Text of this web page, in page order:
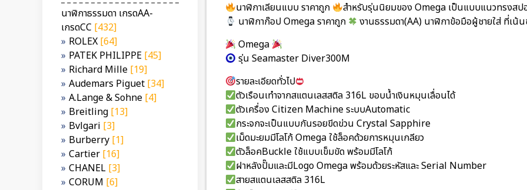
นาฬิกาธรรมดา เกรดAA-
เกรดCC [432]
ROLEX [64]
PATEK PHILIPPE [45]
Richard Mille [19]
Audemars Piguet [34]
A.Lange & Sohne [4]
Breitling [13]
Bvlgari [3]
Burberry [1]
Cartier [16]
CHANEL [3]
CORUM [6]
นาฬิกาเลียนแบบ ราคาถูก
สำหรับรุ่นนิยมของ Omega เป็นแบบแนวทรงสป
นาฬิกาก๊อป Omega ราคาถูก
งานธรรมดา(AA) นาฬิกาข้อมือผู้ชายใส่ ที่เน้
Omega
รุ่น Seamaster Diver300M
รายละเอียดทั่วไป
ตัวเรือนเทำจากสแตนเลสสติล 316L ขอบน้ำเงินหมุนเลื่อนได้
ตัวเครื่อง Citizen Machine ระบบAutomatic
กระจกจะเป็นแบบกันรอยขีดข่วน Crystal Sapphire
เม็ดมะยมมีโลโก้ Omega ใช้ล็อคด้วยการหมุนเกลียว
ตัวล็อคBuckle ใช้แบบเข็มขัด พร้อมมีโลโก้
ฝาหลังปั๊มและมีLogo Omega พร้อมด้วยระหัสและ Serial Number
สายสแตนเลสสติล 316L